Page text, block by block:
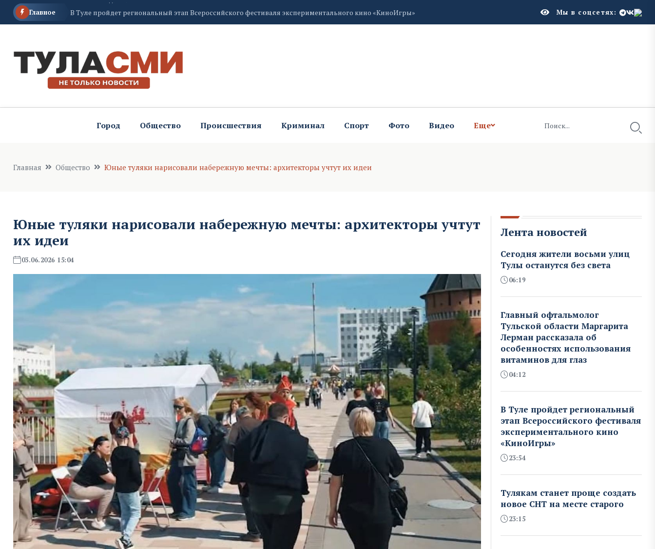
Главное Сегодня жители восьми улиц Тулы останутся без света Мы в соцсетях:
Город Общество Происшествия Криминал Спорт Фото Видео Еще
Главная Общество Юные туляки нарисовали набережную мечты: архитекторы учтут их идеи
Юные туляки нарисовали набережную мечты: архитекторы учтут
их идеи
03.06.2026 15:04
Лента новостей
Сегодня жители восьми улиц
Тулы останутся без света
06:19
Главный офтальмолог
Тульской области Маргарита
Лерман рассказала об
особенностях использования
витаминов для глаз
04:12
В Туле пройдет региональный
этап Всероссийского фестиваля
экспериментального кино
«КиноИгры»
23:54
Тулякам станет проще создать
новое СНТ на месте старого
23:15